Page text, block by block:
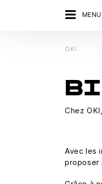
MENU
OKI
Chez
Avec les
proposer